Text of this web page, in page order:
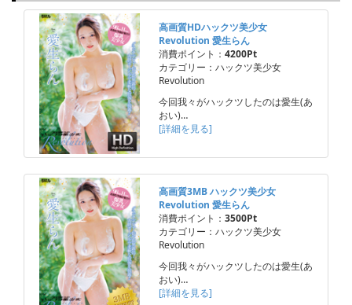
高画質HDハックツ美少女
Revolution 愛生らん
消費ポイント： 4200Pt
カテゴリー：ハックツ美少女
Revolution
今回我々がハックツしたのは愛生(あ
おい)…
[詳細を見る]
高画質3MB ハックツ美少女
Revolution 愛生らん
消費ポイント： 3500Pt
カテゴリー：ハックツ美少女
Revolution
今回我々がハックツしたのは愛生(あ
おい)…
[詳細を見る]